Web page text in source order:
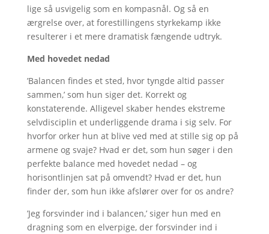
lige så usvigelig som en kompasnål. Og så en
ærgrelse over, at forestillingens styrkekamp ikke
resulterer i et mere dramatisk fængende udtryk.
Med hovedet nedad
’Balancen findes et sted, hvor tyngde altid passer
sammen,’ som hun siger det. Korrekt og
konstaterende. Alligevel skaber hendes ekstreme
selvdisciplin et underliggende drama i sig selv. For
hvorfor orker hun at blive ved med at stille sig op på
armene og svaje? Hvad er det, som hun søger i den
perfekte balance med hovedet nedad – og
horisontlinjen sat på omvendt? Hvad er det, hun
finder der, som hun ikke afslører over for os andre?
’Jeg forsvinder ind i balancen,’ siger hun med en
dragning som en elverpige, der forsvinder ind i